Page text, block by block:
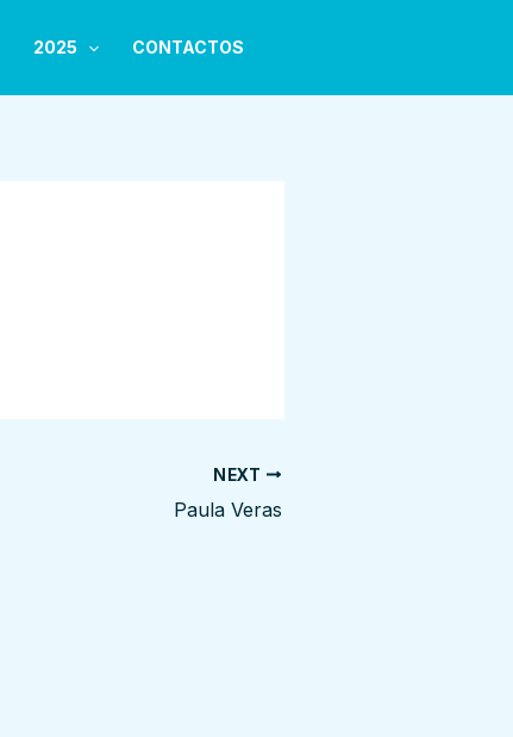
2025 CONTACTOS
NEXT
Paula Veras